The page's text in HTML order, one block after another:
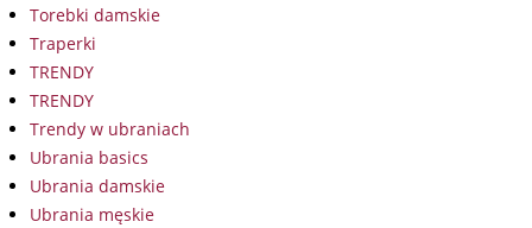
Torebki damskie
Traperki
TRENDY
TRENDY
Trendy w ubraniach
Ubrania basics
Ubrania damskie
Ubrania męskie